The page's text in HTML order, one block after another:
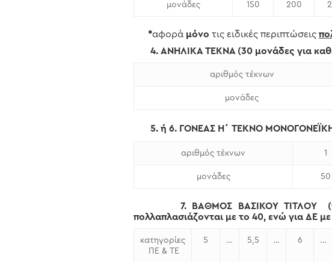
μονάδες 150 200
*αφορά μόνο τις ειδικές περιπτώσεις
4. ΑΝΗΛΙΚΑ ΤΕΚΝΑ (30 μονάδες για
αριθμός τέκνων
μονάδες
5. ή 6. ΓΟΝΕΑΣ Η΄ ΤΕΚΝΟ ΜΟΝΟΓΟΝΕΪΚΗΣ
αριθμός τέκνων 1
μονάδες 50
7. ΒΑΘΜΟΣ ΒΑΣΙΚΟΥ ΤΙΤΛΟΥ (για
πολλαπλασιάζονται με το 40, ενώ για ΔΕ
κατηγορίες
ΠΕ & ΤΕ
5 … 5,5 … 6 …